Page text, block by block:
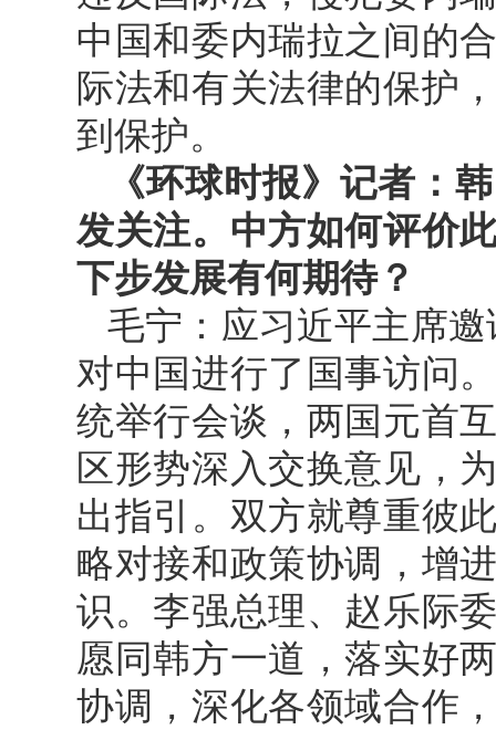
中国和委内瑞拉之间的
际法和有关法律的保护
到保护。
《环球时报》记者：
发关注。中方如何评价
下步发展有何期待？
毛宁：应习近平主席
对中国进行了国事访问
统举行会谈，两国元首
区形势深入交换意见，
出指引。双方就尊重彼
略对接和政策协调，增
识。李强总理、赵乐际
愿同韩方一道，落实好
协调，深化各领域合作